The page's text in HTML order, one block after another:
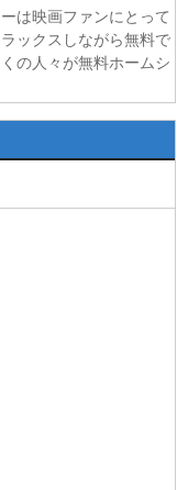
は映画ファンにとって
ックスしながら無料で
の人々が無料ホームシ